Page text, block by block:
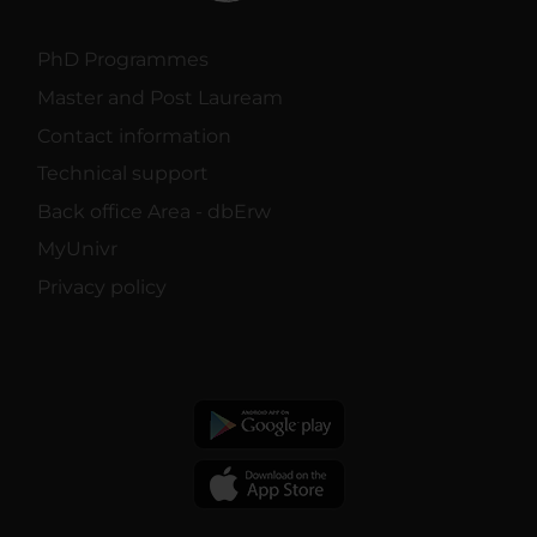
PhD Programmes
Master and Post Lauream
Contact information
Technical support
Back office Area - dbErw
MyUnivr
Privacy policy